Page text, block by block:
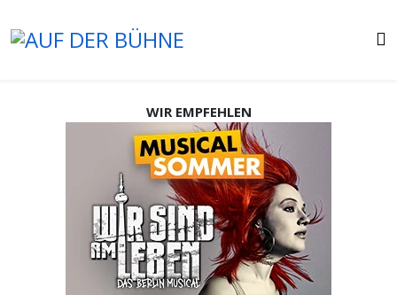
WIR EMPFEHLEN